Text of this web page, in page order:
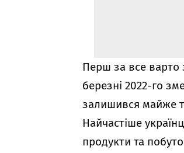
Перш за все варто
березні 2022-го
залишився майже
Найчастіше
продукти та